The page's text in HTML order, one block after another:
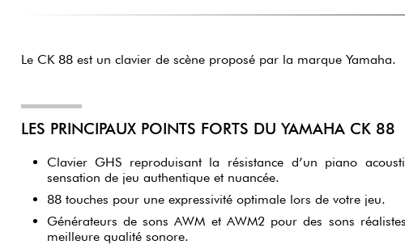
Le CK 88 est un clavier de scène proposé par la marque Yamaha.
LES PRINCIPAUX POINTS FORTS DU YAMAHA CK 88
Clavier GHS reproduisant la résistance d’un piano
sensation de jeu authentique et nuancée.
88 touches pour une expressivité optimale lors de votre jeu.
Générateurs de sons AWM et AWM2 pour des sons
meilleure qualité sonore.